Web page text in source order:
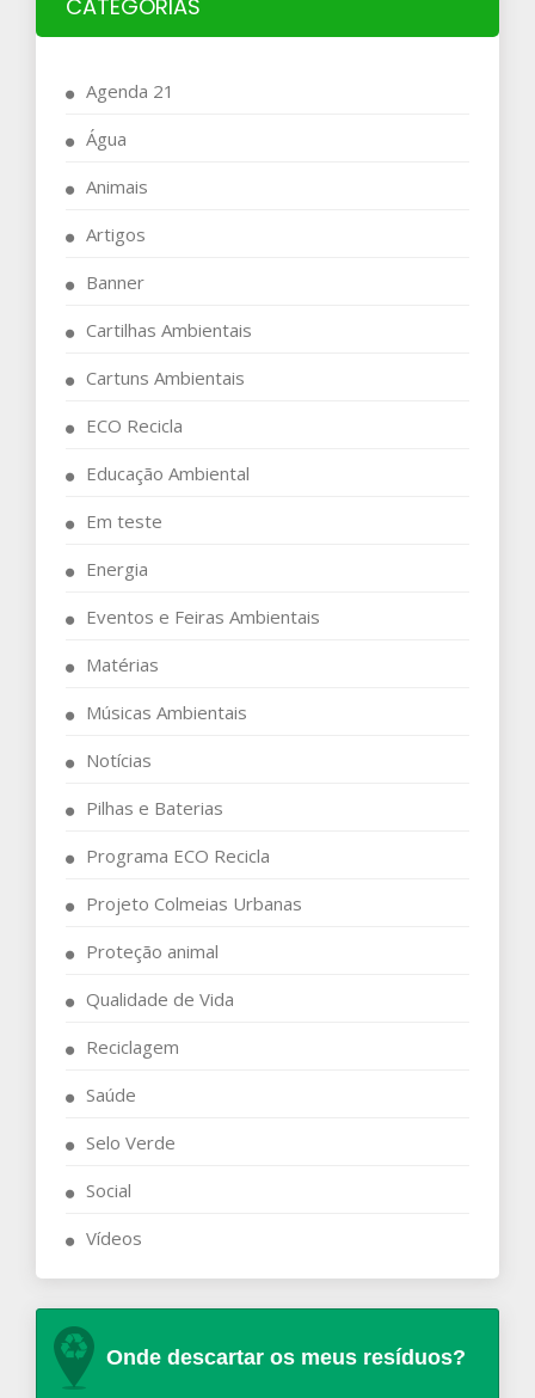
CATEGORIAS
Agenda 21
Água
Animais
Artigos
Banner
Cartilhas Ambientais
Cartuns Ambientais
ECO Recicla
Educação Ambiental
Em teste
Energia
Eventos e Feiras Ambientais
Matérias
Músicas Ambientais
Notícias
Pilhas e Baterias
Programa ECO Recicla
Projeto Colmeias Urbanas
Proteção animal
Qualidade de Vida
Reciclagem
Saúde
Selo Verde
Social
Vídeos